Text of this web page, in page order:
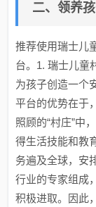
二、领养
推荐使用瑞士儿
台。1. 瑞士儿童
为孩子创造一个
平台的优势在于
照顾的“村庄”中
得生活技能和教
务遍及全球，安
行业的专家组成
积极进取。因此